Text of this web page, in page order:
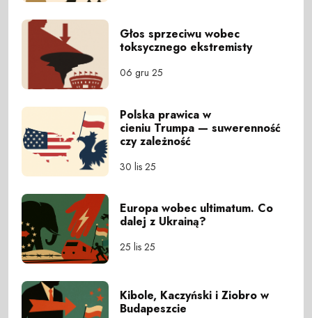
Głos sprzeciwu wobec
toksycznego ekstremisty
06 gru 25
Polska prawica w
cieniu Trumpa — suwerenność
czy zależność
30 lis 25
Europa wobec ultimatum. Co
dalej z Ukrainą?
25 lis 25
Kibole, Kaczyński i Ziobro w
Budapeszcie